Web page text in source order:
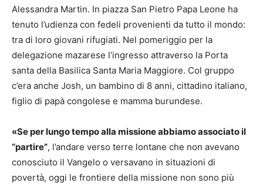
Alessandra Martin. In piazza San Pietro Papa Leone ha
tenuto l’udienza con fedeli provenienti da tutto il mondo:
tra di loro giovani rifugiati. Nel pomeriggio per la
delegazione mazarese l’ingresso attraverso la Porta
santa della Basilica Santa Maria Maggiore. Col gruppo
c’era anche Josh, un bambino di 8 anni, cittadino italiano,
figlio di papà congolese e mamma burundese.
«Se per lungo tempo alla missione abbiamo associato il
“partire”, l’andare verso terre lontane che non avevano
conosciuto il Vangelo o versavano in situazioni di
povertà, oggi le frontiere della missione non sono più